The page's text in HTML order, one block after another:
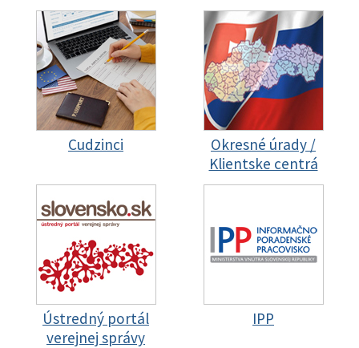
Cudzinci
Okresné úrady /
Klientske centrá
Ústredný portál
verejnej správy
IPP